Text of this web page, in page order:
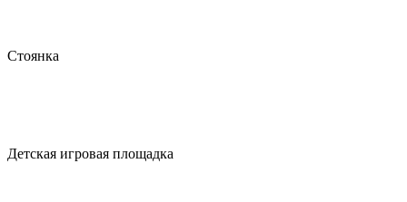
Стоянка
Детская игровая площадка